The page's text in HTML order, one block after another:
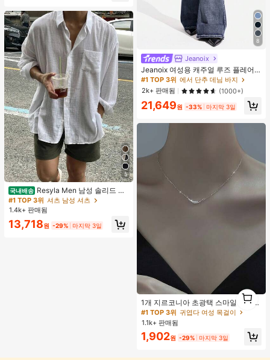
5
국내배송 Resyla Men 남성 솔리드 컬
러 버튼 프론트 긴팔 포켓 캐주얼 셔츠
#1 TOP 3위 셔츠 남성 셔츠
1.4k+ 판매됨
13,718원 -29% 마지막 3일
8
Jeanoix
Jeanoix 여성용 캐주얼 루즈 플레어
레그 로우웨이스트 청바지
#1 TOP 3위 에서 단추 데님 바지
2k+ 판매됨
(1000+)
21,649원 -33% 마지막 3일
1개 지르코니아 초광택 스마일 목걸
이, 미니멀리스트 경량 패션 다용도 목
걸이, 여성 모임, 연회, 데이트, 휴일,
선물에 적합
#1 TOP 3위 귀엽다 여성 목걸이
거의 매진!
#1 TOP 3위 귀엽다 여성 목걸이
거의 매진!
#1 TOP 3위 귀엽다 여성 목걸이
거의 매진!
#1 TOP 3위
귀엽다 여성 목걸이
1.1k+ 판매됨
1,902원 -29% 마지막 3일
1